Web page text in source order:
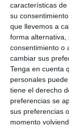
características
su
que llevemos a
forma alternativa,
consentimiento o
cambiar sus
Tenga en cuenta
personales
tiene el derecho
preferencias se
sus preferencias
momento